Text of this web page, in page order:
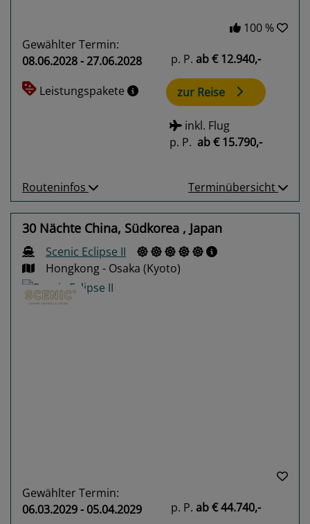
100 %
Gewählter Termin:
08.06.2028 - 27.06.2028
Leistungspakete
p. P. ab€ 12.940,-
zur Reise
inkl. Flug
p. P. ab€ 15.790,-
Routeninfos Terminübersicht
30 Nächte China, Südkorea , Japan
Scenic Eclipse II
Hongkong - Osaka (Kyoto)
Gewählter Termin:
06.03.2029 - 05.04.2029
p. P. ab€ 44.740,-